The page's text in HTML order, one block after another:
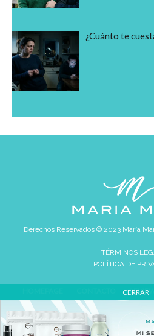
¿Cuánto te
Derechos Reservados © 2023 María
TÉRMINOS
POLÍTICA DE
CERRAR